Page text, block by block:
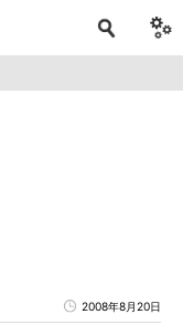
2008年8月20日